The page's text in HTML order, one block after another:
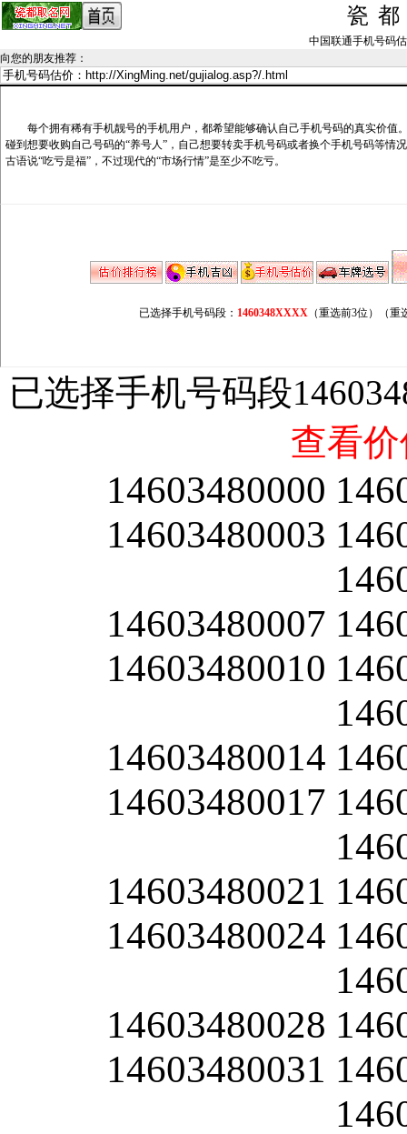
瓷
中国联通手机号码
向您的朋友推荐 ：
每个拥有稀有手机靓号的手机用户，都希望能够确认自己手机号码的真实价值
碰到想要收购自己号码的“养号人”，自己想要转卖手机号码或者换个手机号码等情
古语说“吃亏是福”，不过现代的“市场行情”是至少不吃亏。
已选择手机号码段： 1460348XXXX （重选前3位） （
已选择手机号码段
查看
14603480000
14603480003
14603480007
14603480010
14603480014
14603480017
14603480021
14603480024
14603480028
14603480031